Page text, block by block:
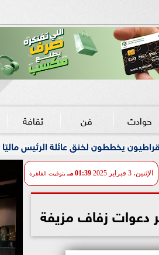
حوادث فن ثقافة
الرئيس ماليًا بدلاً من «خيار العزل»
الإثنين، 3 فبراير 2025 01:39 مـ بتوقيت القاهرة
دعوات زفاف مزيفة